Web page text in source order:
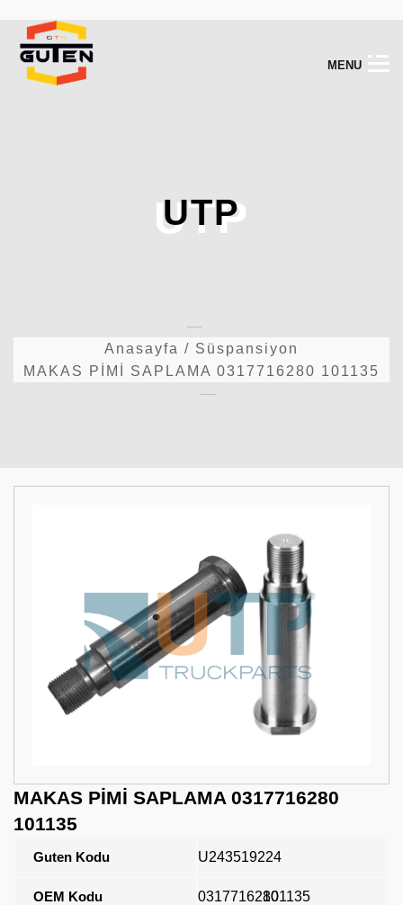
M ENU
UTP
UTP
Anasayfa / Süspansiyon
MAKAS PİMİ SAPLAMA 0317716280 101135
MAKAS PİMİ SAPLAMA 0317716280
101135
Guten Kodu U243519224
OEM Kodu 0317716280101135